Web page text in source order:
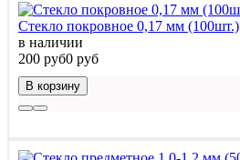
Стекло покровное 0,17 мм (100шт.)
в наличии
200 руб0 руб
В корзину